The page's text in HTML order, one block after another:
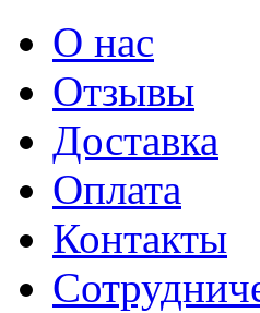
О нас
Отзывы
Доставка
Оплата
Контакты